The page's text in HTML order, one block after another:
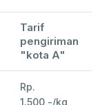
Tarif
pengiriman
"kota A"
Rp.
1.500,-/kg